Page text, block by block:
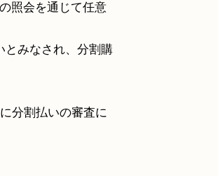
照会を通じて任意
とみなされ、分割購
分割払いの審査に